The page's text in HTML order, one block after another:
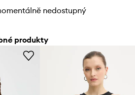
nedostupný
produkty